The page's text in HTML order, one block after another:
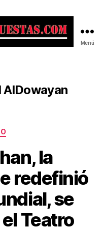
Menú
AlDowayan
la
redefinió
se
Teatro